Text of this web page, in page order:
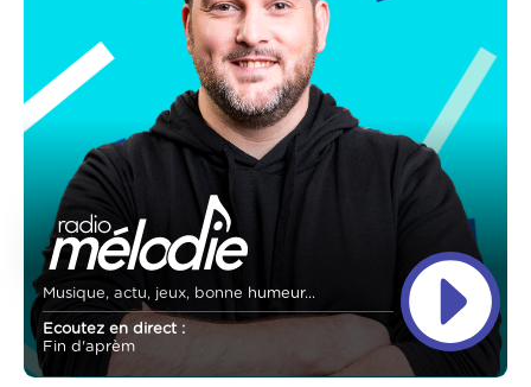
Musique, actu, jeux, bonne humeur...
Ecoutez en direct :
Fin d'aprèm